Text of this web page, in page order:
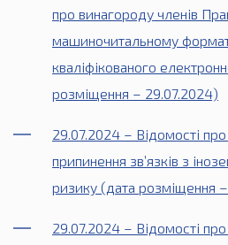
про винагороду членів
машиночитальному
кваліфікованого
розміщення – 29.07.2024)
29.07.2024 – Відомості
припинення зв’язків з
ризику (дата розміщення
29.07.2024 – Відомості